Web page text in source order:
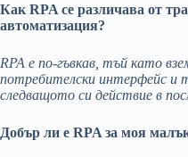
Как RPA се различава от
автоматизация?
RPA е по-гъвкав, тъй като
потребителски интерфейс и
следващото си действие в
Добър ли е RPA за моя